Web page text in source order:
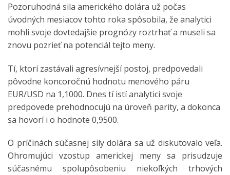
Pozoruhodná sila amerického dolára už počas
úvodných mesiacov tohto roka spôsobila, že analytici
mohli svoje dovtedajšie prognózy roztrhať a museli sa
znovu pozrieť na potenciál tejto meny.
Tí, ktorí zastávali agresívnejší postoj, predpovedali
pôvodne koncoročnú hodnotu menového páru
EUR/USD na 1,1000. Dnes tí istí analytici svoje
predpovede prehodnocujú na úroveň parity, a dokonca
sa hovorí i o hodnote 0,9500.
O príčinách súčasnej sily dolára sa už diskutovalo veľa.
Ohromujúci vzostup americkej meny sa prisudzuje
súčasnému spolupôsobeniu niekoľkých trhových